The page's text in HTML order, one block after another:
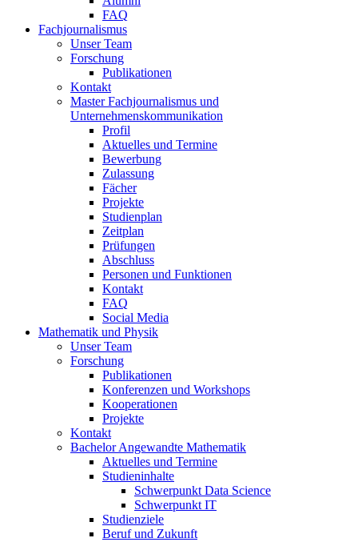
FAQ
Fachjournalismus
Unser Team
Forschung
Publikationen
Kontakt
Master Fachjournalismus und
Unternehmenskommunikation
Profil
Aktuelles und Termine
Bewerbung
Zulassung
Fächer
Projekte
Studienplan
Zeitplan
Prüfungen
Abschluss
Personen und Funktionen
Kontakt
FAQ
Social Media
Mathematik und Physik
Unser Team
Forschung
Publikationen
Konferenzen und Workshops
Kooperationen
Projekte
Kontakt
Bachelor Angewandte Mathematik
Aktuelles und Termine
Studieninhalte
Schwerpunkt Data Science
Schwerpunkt IT
Studienziele
Beruf und Zukunft